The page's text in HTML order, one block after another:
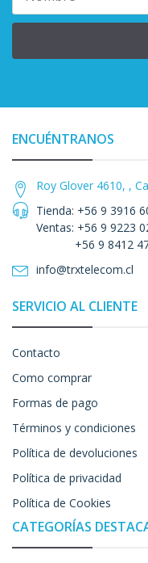
ENCUÉNTRANOS
Roy Glover 4610, ,
Tienda: +56 9 3916
Ventas: +56 9 9223
+56 9 8412
info@trxtelecom.cl
SERVICIO AL CLIENTE
Contacto
Como comprar
Formas de pago
Términos y condiciones
Política de devoluciones
Política de privacidad
Política de Cookies
CATEGORÍAS